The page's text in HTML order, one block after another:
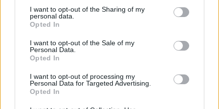
I want to opt-out of the Sharing of my
personal data.
Opted In
I want to opt-out of the Sale of my
Personal Data.
Opted In
I want to opt-out of processing my
Personal Data for Targeted Advertising.
Opted In
08/08/2026 - 11:22 ΤΡΑΠΕΖΕΣ
Όμιλος ΔΕΗ: Νέα συμφωνία για χαρτοφυλάκιο
έργων ΑΠΕ άνω των 2 GW σε Πολωνία και
Ουγγαρία
08/08/2026 - 10:26
Health Monitoring: Η εθνική υποδομή για την
αξιοποίηση των δεδομένων υγείας προς όφελος